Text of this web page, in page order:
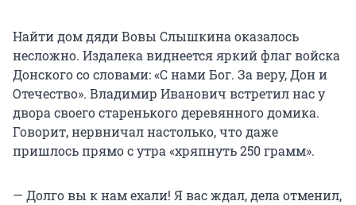
Найти дом дяди Вовы Слышкина оказалось
несложно. Издалека виднеется яркий флаг войска
Донского со словами: «С нами Бог. За веру, Дон и
Отечество». Владимир Иванович встретил нас у
двора своего старенького деревянного домика.
Говорит, нервничал настолько, что даже
пришлось прямо с утра «хряпнуть 250 грамм».
— Долго вы к нам ехали! Я вас ждал, дела отменил,